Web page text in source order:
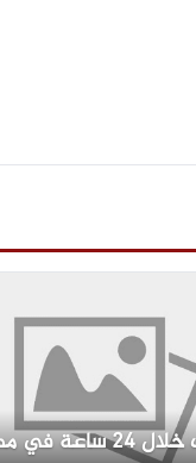
أسعار الذهب خلال 24